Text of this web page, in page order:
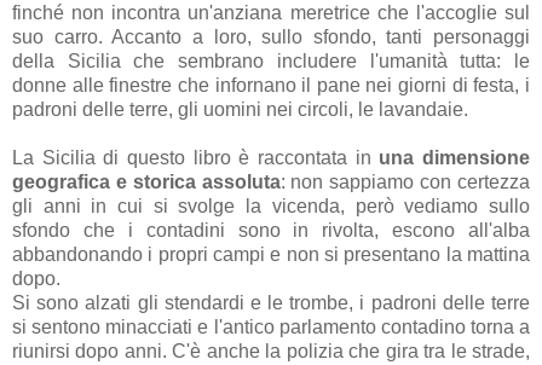
finché non incontra un'anziana meretrice che l'accoglie sul
suo carro. Accanto a loro, sullo sfondo, tanti personaggi
della Sicilia che sembrano includere l'umanità tutta: le
donne alle finestre che infornano il pane nei giorni di festa, i
padroni delle terre, gli uomini nei circoli, le lavandaie.
La Sicilia di questo libro è raccontata in una dimensione
geografica e storica assoluta: non sappiamo con certezza
gli anni in cui si svolge la vicenda, però vediamo sullo
sfondo che i contadini sono in rivolta, escono all'alba
abbandonando i propri campi e non si presentano la mattina
dopo.
Si sono alzati gli stendardi e le trombe, i padroni delle terre
si sentono minacciati e l'antico parlamento contadino torna a
riunirsi dopo anni. C'è anche la polizia che gira tra le strade,